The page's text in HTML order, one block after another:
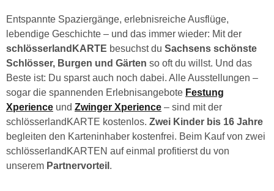
Entspannte Spaziergänge, erlebnisreiche Ausflüge,
lebendige Geschichte – und das immer wieder: Mit der
schlösserlandKARTE besuchst du Sachsens schönste
Schlösser, Burgen und Gärten so oft du willst. Und das
Beste ist: Du sparst auch noch dabei. Alle Ausstellungen –
sogar die spannenden Erlebnisangebote Festung
Xperience und Zwinger Xperience – sind mit der
schlösserlandKARTE kostenlos. Zwei Kinder bis 16 Jahre
begleiten den Karteninhaber kostenfrei. Beim Kauf von zwei
schlösserlandKARTEN auf einmal profitierst du von
unserem Partnervorteil .